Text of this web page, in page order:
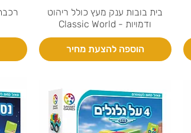
בית בובות ענק מעץ כולל ריהוט
ודמויות - Classic World
הוספה להצעת מחיר